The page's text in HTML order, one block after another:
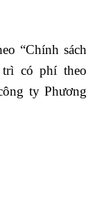
“Chính sách
có phí theo
ty Phương